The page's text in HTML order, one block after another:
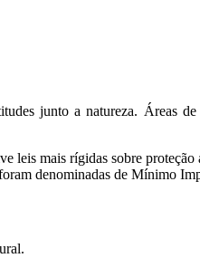
junto a natureza. Áreas
leis mais rígidas sobre
denominadas de Mínimo